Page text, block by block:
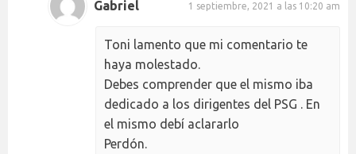
Gabriel 1 septiembre, 2021 a las 10:20 am
Toni lamento que mi comentario te
haya molestado.
Debes comprender que el mismo iba
dedicado a los dirigentes del PSG . En
el mismo debí aclararlo
Perdón.